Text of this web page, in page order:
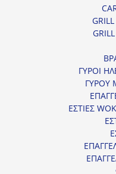
ΓΥΡΟΙ
ΓΥΡΟΥ
ΕΣΤΙΕΣ